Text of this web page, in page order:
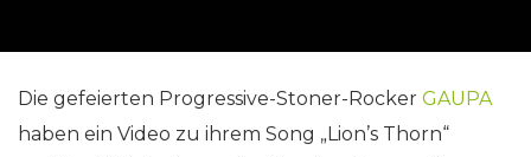
Die gefeierten Progressive-Stoner-Rocker GAUPA
haben ein Video zu ihrem Song „Lion’s Thorn“